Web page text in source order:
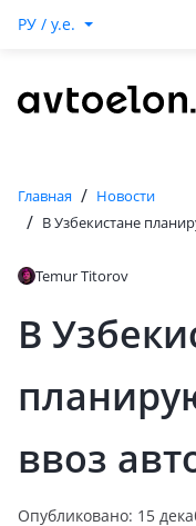
РУ / y.e.
Главная / Новости
/ В Узбекистане
Temur Titorov
В
ввоз
Опубликовано: 15